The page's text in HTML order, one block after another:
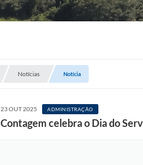
Notícias Notícia
23 OUT 2025 ADMINISTRAÇÃO
Contagem celebra o Dia do